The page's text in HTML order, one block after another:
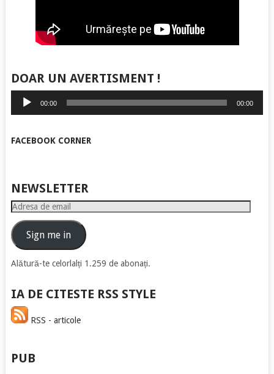
DOAR UN AVERTISMENT !
Player
audio
00:00 00:00
FACEBOOK CORNER
NEWSLETTER
Adresa
emailSign me in
Alătură-te celorlalți 1.259 de abonați.
IA DE CITESTE RSS STYLE
RSS - articole
PUB